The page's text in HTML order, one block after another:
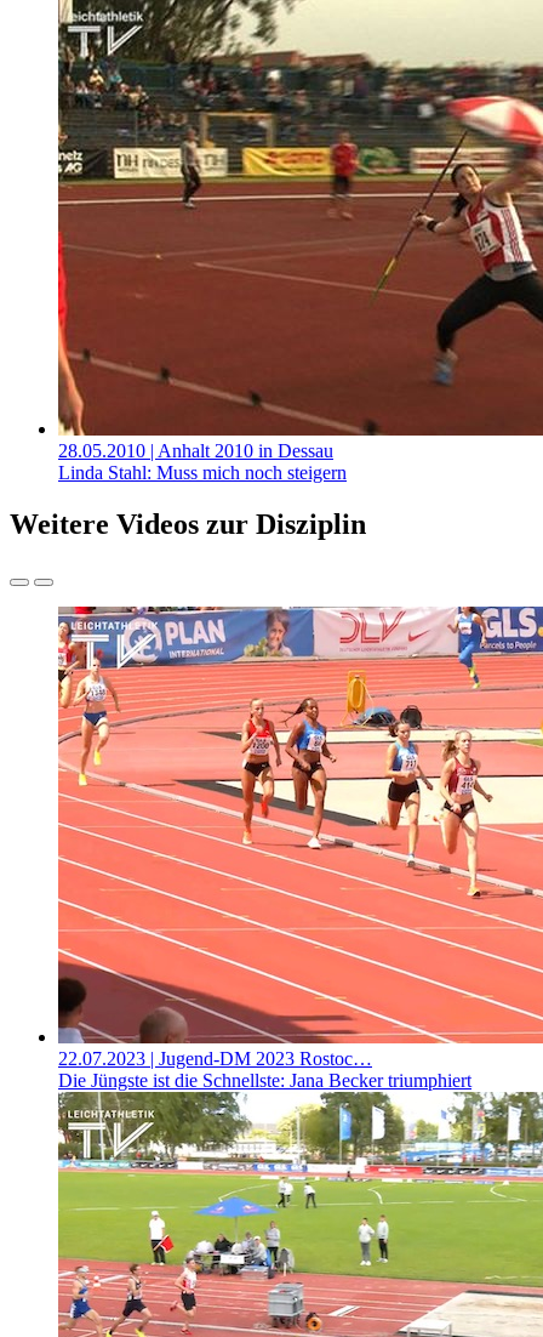
28.05.2010 | Anhalt 2010 in Dessau
Linda Stahl: Muss mich noch steigern
Weitere Videos zur Disziplin
22.07.2023 | Jugend-DM 2023 Rostoc…
Die Jüngste ist die Schnellste: Jana Becker triumphiert